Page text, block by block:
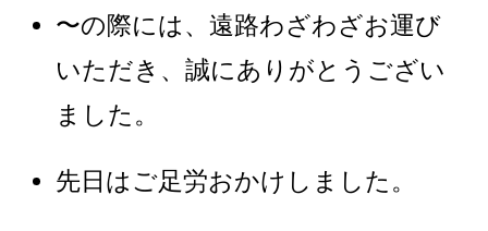
〜の際には、遠路わざわざお運び
いただき、誠にありがとうござい
ました。
先日はご足労おかけしました。